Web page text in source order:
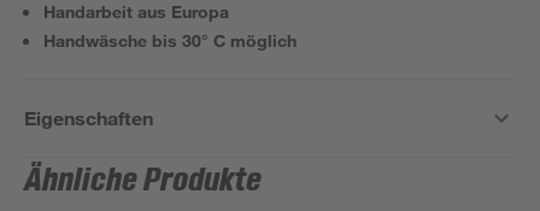
Handarbeit aus Europa
Handwäsche bis 30° C möglich
Eigenschaften
Ähnliche Produkte